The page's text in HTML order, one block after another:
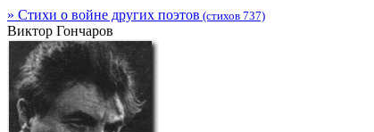
» Стихи о войне других поэтов (стихов 737)
Виктор Гончаров